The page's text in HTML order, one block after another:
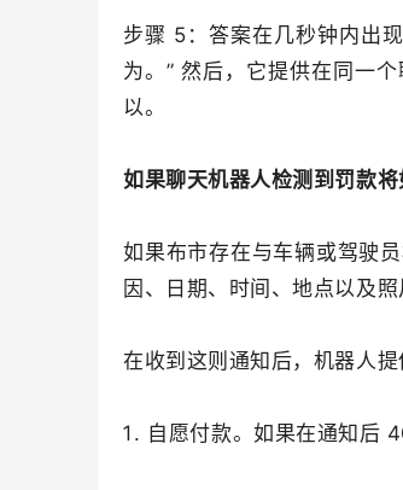
步骤 5：答案在几秒钟内出
为。” 然后，它提供在同一
以。
如果聊天机器人检测到罚款将
如果布市存在与车辆或驾驶
因、日期、时间、地点以及照
在收到这则通知后，机器人提
自愿付款。如果在通知后